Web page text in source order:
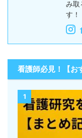
み取
す！
看護師必見！【お
1